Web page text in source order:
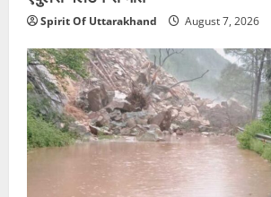
Spirit Of Uttarakhand August 7, 2026